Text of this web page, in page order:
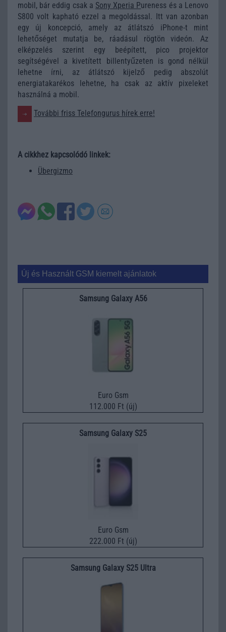
mobil, bár eddig csak a Sony Xperia Pureness és a Lenovo
S800 volt kapható ezzel a megoldással. Itt van azonban
egy új koncepció, amely az átlátszó iPhone-t mint
lehetőséget mutatja be, ráadásul rögtön videón. Az
elképzelés szerint egy beépített, pico projektor
segítségével a kivetített billentyűzeten is gond nélkül
lehetne írni, az átlátszó kijelző pedig abszolút
energiatakarékos lehetne, ha csak az aktív pixeleket
használná a mobil.
További friss Telefongurus hírek erre!
A cikkhez kapcsolódó linkek:
Übergizmo
Új és Használt GSM kiemelt ajánlatok
Samsung Galaxy A56
Euro Gsm
112.000 Ft (új)
Samsung Galaxy S25
Euro Gsm
222.000 Ft (új)
Samsung Galaxy S25 Ultra